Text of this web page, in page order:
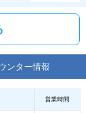
ンター情報
営業時間